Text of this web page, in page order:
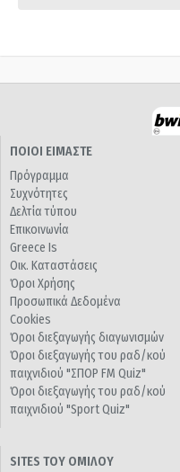
ΠΟΙΟΙ ΕΙΜΑΣΤΕ
Πρόγραμμα
Συχνότητες
Δελτία τύπου
Επικοινωνία
Greece Is
Οικ. Καταστάσεις
Όροι Χρήσης
Προσωπικά Δεδομένα
Cookies
Όροι διεξαγωγής διαγωνισμών
Όροι διεξαγωγής του ραδ/κού
παιχνιδιού "ΣΠΟΡ FM Quiz"
Όροι διεξαγωγής του ραδ/κού
παιχνιδιού "Sport Quiz"
SITES ΤΟΥ ΟΜΙΛΟΥ